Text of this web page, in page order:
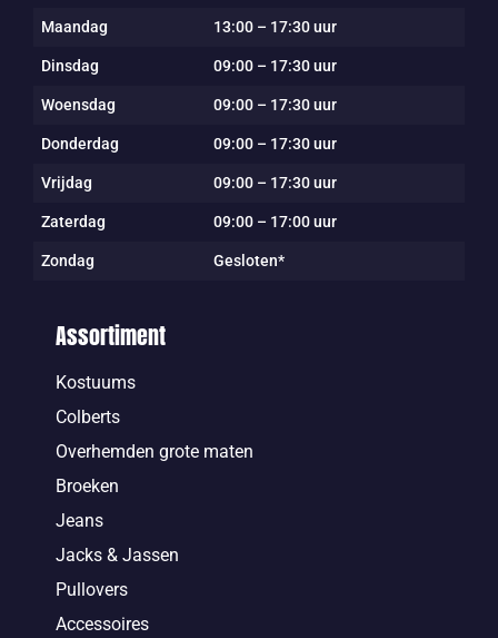
Maandag 13:00 – 17:30 uur
Dinsdag 09:00 – 17:30 uur
Woensdag 09:00 – 17:30 uur
Donderdag 09:00 – 17:30 uur
Vrijdag 09:00 – 17:30 uur
Zaterdag 09:00 – 17:00 uur
Zondag Gesloten*
Assortiment
Kostuums
Colberts
Overhemden grote maten
Broeken
Jeans
Jacks & Jassen
Pullovers
Accessoires